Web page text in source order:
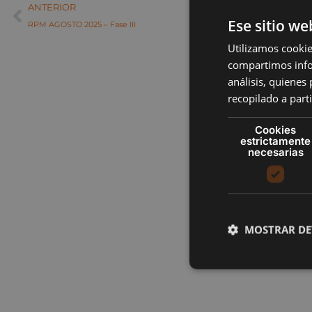
ANTERIOR
RPM AGOSTO 2025 – Fase III Ese sitio
Utilizamos
compartimos
análisis,
recopilado a
Cookies
estrictamente
necesarias
MOSTRAR